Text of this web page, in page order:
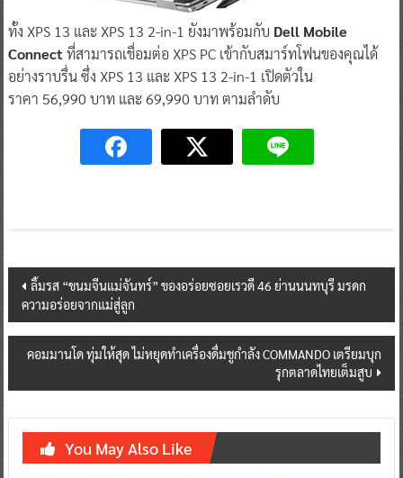
ทั้ง XPS 13 และ XPS 13 2-in-1 ยังมาพร้อมกับ Dell Mobile
Connectที่สามารถเชื่อมต่อ XPS PC เข้ากับสมาร์ทโฟนของคุณได้
อย่างราบรื่น ซึ่ง XPS 13 และ XPS 13 2-in-1 เปิดตัวใน
ราคา 56,990 บาท และ 69,990 บาท ตามลำดับ
Post
navigation
ลิ้มรส “ขนมจีนแม่จันทร์” ของอร่อยซอยเรวดี 46 ย่านนนทบุรี มรดก
ความอร่อยจากแม่สู่ลูก
คอมมานโด ทุ่มให้สุด ไม่หยุดทำเครื่องดื่มชูกำลัง COMMANDO เตรียมบุก
รุกตลาดไทยเต็มสูบ
You May Also Like